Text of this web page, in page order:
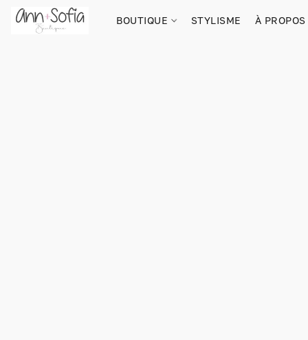
BOUTIQUE STYLISME À